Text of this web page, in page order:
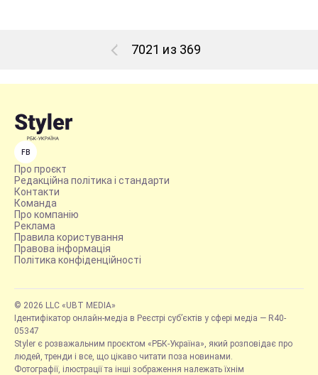
7021 из 369
FB
Про проєкт
Редакційна політика і стандарти
Контакти
Команда
Про компанію
Реклама
Правила користування
Правова інформація
Політика конфіденційності
© 2026 LLC «UBT MEDIA»
Ідентифікатор онлайн-медіа в Реєстрі суб’єктів у сфері медіа — R40-
05347
Styler є розважальним проєктом «РБК-Україна», який розповідає про
людей, тренди і все, що цікаво читати поза новинами.
Фотографії, ілюстрації та інші зображення належать їхнім